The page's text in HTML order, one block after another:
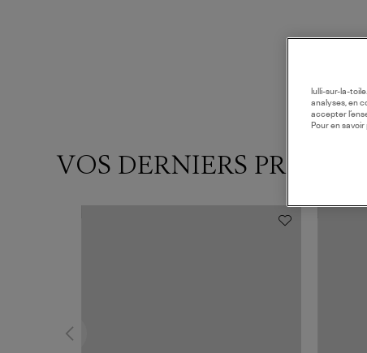
VOS DERNIERS
lulli-sur-la-
analyses, en
accepter
Pour en savoir